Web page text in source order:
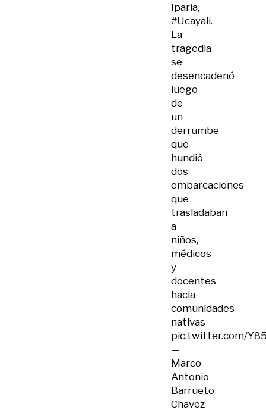
Iparia,
#Ucayali.
La
tragedia
se
desencadenó
luego
de
un
derrumbe
que
hundió
dos
embarcaciones
que
trasladaban
a
niños,
médicos
y
docentes
hacia
comunidades
nativas
pic.twitter.com/
—
Marco
Antonio
Barrueto
Chavez